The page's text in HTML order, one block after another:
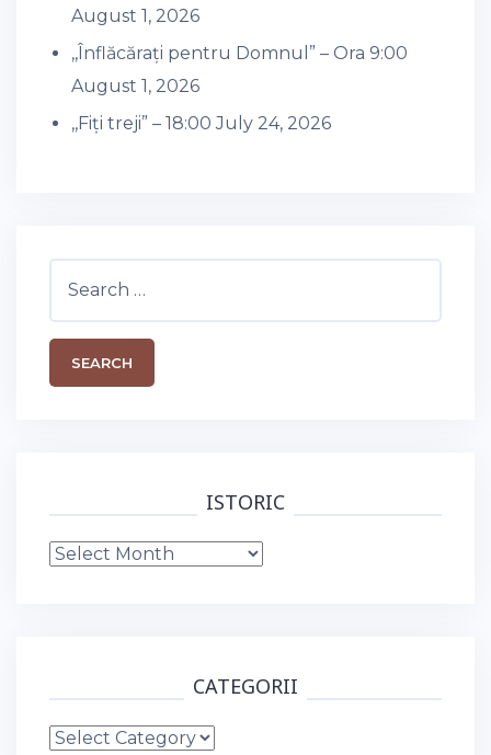
August 1, 2026
,,Înflăcărați pentru Domnul” – Ora 9:00
August 1, 2026
,,Fiți treji” – 18:00 July 24, 2026
ISTORIC
Istoric
CATEGORII
Categorii